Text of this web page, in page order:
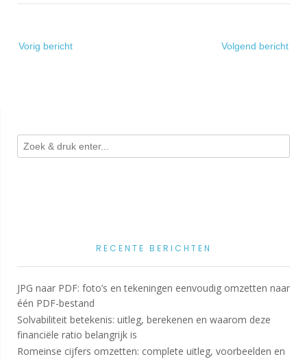
navigatie
Vorig bericht Volgend bericht
RECENTE BERICHTEN
JPG naar PDF: foto’s en tekeningen eenvoudig omzetten naar
één PDF-bestand
Solvabiliteit betekenis: uitleg, berekenen en waarom deze
financiële ratio belangrijk is
Romeinse cijfers omzetten: complete uitleg, voorbeelden en